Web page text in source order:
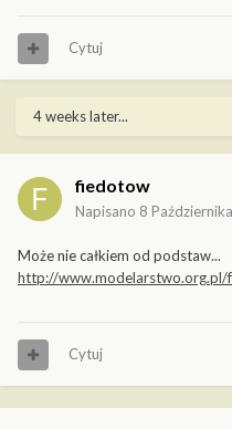
Cytuj
4 weeks later...
fiedotow
Napisano 8
Może nie całkiem od podstaw...
http://
Cytuj